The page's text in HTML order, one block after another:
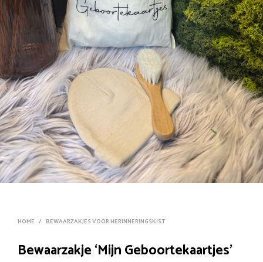
HOME / BEWAARZAKJES VOOR HERINNERINGSKIST
Bewaarzakje ‘Mijn Geboortekaartjes’